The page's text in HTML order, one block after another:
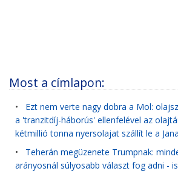
Most a címlapon:
• Ezt nem verte nagy dobra a Mol:
a 'tranzitdíj-háborús' ellenfelével az
kétmillió tonna nyersolajat szállít le a
• Teherán megüzenete Trumpnak:
arányosnál súlyosabb választ fog adni -